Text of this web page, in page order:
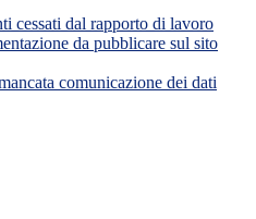
cessati dal rapporto di lavoro
da pubblicare sul sito
comunicazione dei dati